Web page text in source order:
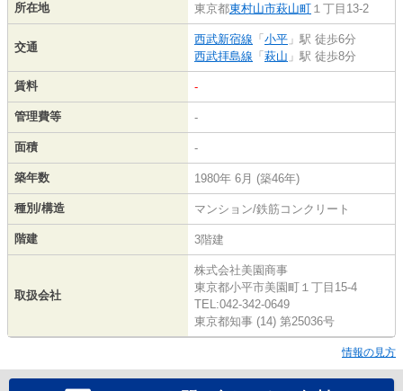
所在地 東京都東村山市萩山町 １丁目13-2
交通
西武新宿線 「 小平 」駅 徒歩6分
西武拝島線 「 萩山 」駅 徒歩8分
賃料 -
管理費等 -
面積 -
築年数 1980年 6月 (築46年)
種別/構造 マンション/鉄筋コンクリート
階建 3階建
取扱会社
株式会社美園商事
東京都小平市美園町１丁目15-4
TEL:042-342-0649
東京都知事 (14) 第25036号
情報の見方